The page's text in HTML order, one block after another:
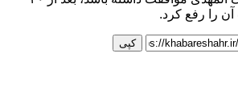
را رفع کرد.
کپی